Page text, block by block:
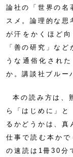
論社の「世界の名
スメ。論理的な思
が汗をかくほど
「善の研究」な
うな通俗化され
か。講談社ブルー
本の読み方は、
ら「はじめに」と
るかどうかは、真
仕事で読む本か
の速読は1冊30分